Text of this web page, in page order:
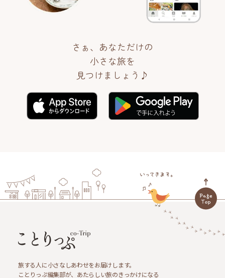
さぁ、あなただけの
小さな旅を
見つけましょう♪
旅する人に小さなしあわせをお届けします。
ことりっぷ編集部が、あたらしい旅のきっかけになる